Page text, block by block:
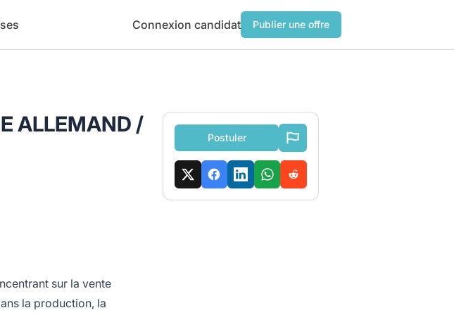
Connexion candidat Publier une offre
ALLEMAND /
sur la vente
la production, la
Postuler